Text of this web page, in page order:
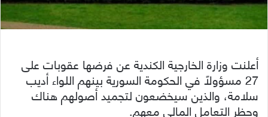
أعلنت وزارة الخارجية الكندية عن فرضها عقوبات على
27 مسؤولاً في الحكومة السورية بينهم اللواء أديب
سلامة، والذين سيخضعون لتجميد أصولهم هناك
وحظر التعامل المالي معهم.